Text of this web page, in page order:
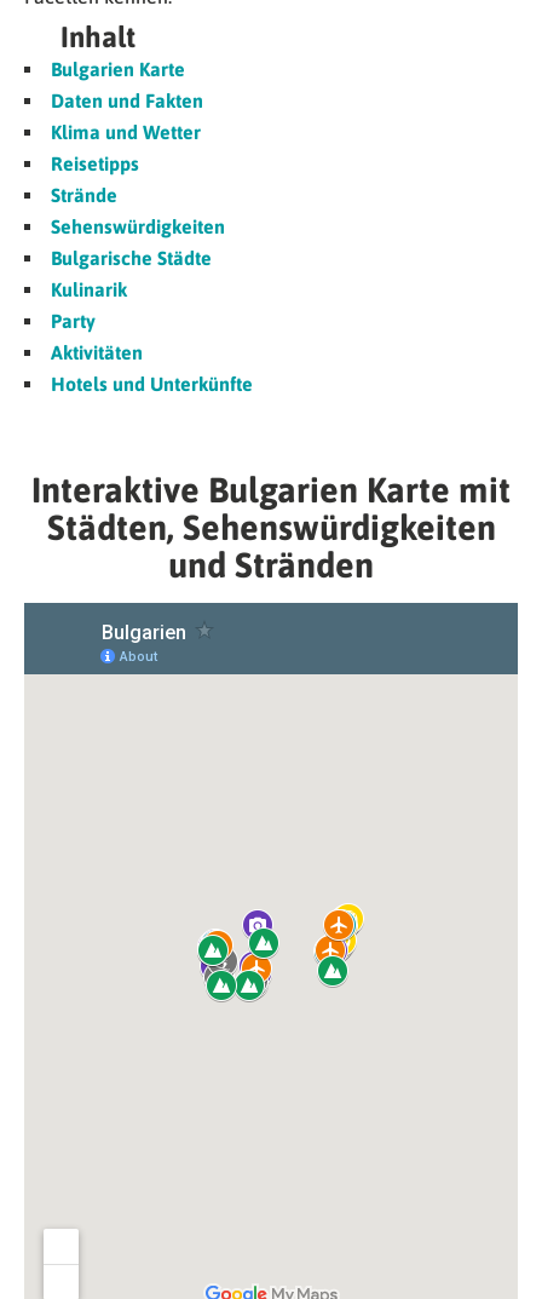
Inhalt
Bulgarien Karte
Daten und Fakten
Klima und Wetter
Reisetipps
Strände
Sehenswürdigkeiten
Bulgarische Städte
Kulinarik
Party
Aktivitäten
Hotels und Unterkünfte
Interaktive Bulgarien Karte mit
Städten, Sehenswürdigkeiten
und Stränden